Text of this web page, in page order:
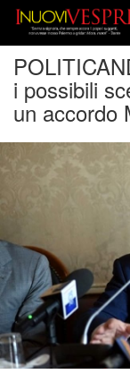
i possibili
un accordo